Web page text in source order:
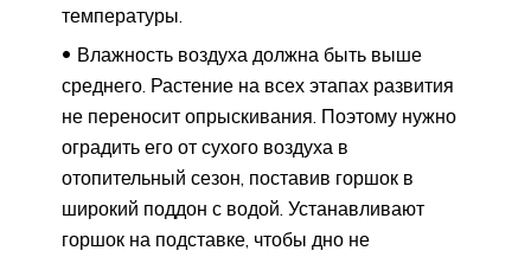
температуры.
Влажность воздуха должна быть выше
среднего. Растение на всех этапах развития
не переносит опрыскивания. Поэтому нужно
оградить его от сухого воздуха в
отопительный сезон, поставив горшок в
широкий поддон с водой. Устанавливают
горшок на подставке, чтобы дно не